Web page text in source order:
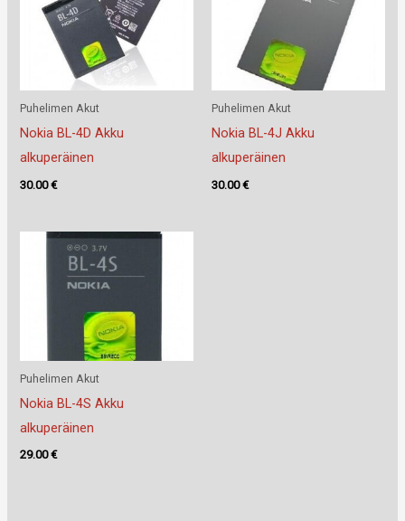
Puhelimen Akut
Nokia BL-4D Akku
alkuperäinen
30.00€
Puhelimen Akut
Nokia BL-4J Akku
alkuperäinen
30.00€
Puhelimen Akut
Nokia BL-4S Akku
alkuperäinen
29.00€